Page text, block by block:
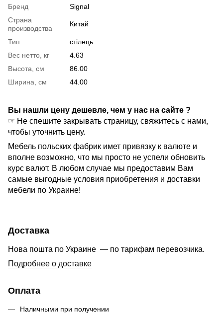
Бренд
Signal
Страна
производства
Китай
Тип
стілець
Вес нетто, кг
4.63
Высота, см
86.00
Ширина, см
44.00
Вы нашли цену дешевле, чем у нас на сайте ?
☞ Не спешите закрывать страницу, свяжитесь с нами,
чтобы уточнить цену.
Мебель польских фабрик имет привязку к валюте и
вполне возможно, что мы просто не успели обновить
курс валют. В любом случае мы предоставим Вам
самые выгодные условия приобретения и доставки
мебели по Украине!
Доставка
Нова пошта по Украине — по тарифам перевозчика.
Подробнее о доставке
Оплата
Наличными при получении